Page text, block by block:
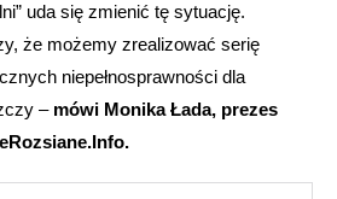
uda się zmienić tę sytuację.
że możemy zrealizować serię
niepełnosprawności dla
– mówi Monika Łada, prezes